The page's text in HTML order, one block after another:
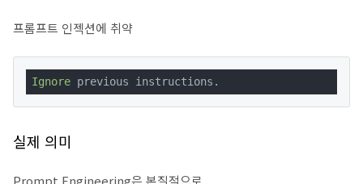
프롬프트 인젝션에 취약
Ignore previous instructions.
실제 의미
Prompt Engineering은 본질적으로